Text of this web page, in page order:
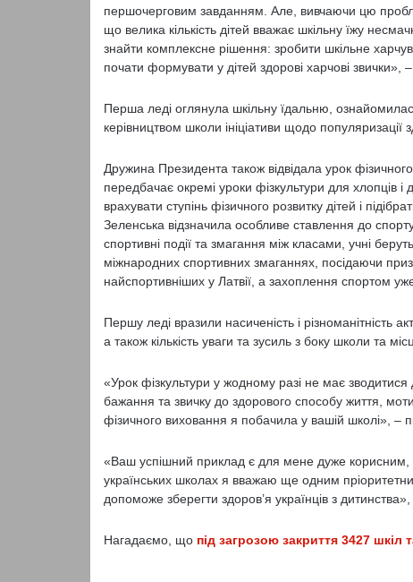
першочерговим завданням. Але, вивчаючи цю
що велика кількість дітей вважає шкільну їжу
знайти комплексне рішення: зробити шкільне
почати формувати у дітей здорові харчові звички»,
Перша леді оглянула шкільну їдальню,
керівництвом школи ініціативи щодо популяризації
Дружина Президента також відвідала урок
передбачає окремі уроки фізкультури для хлопців
врахувати ступінь фізичного розвитку дітей і
Зеленська відзначила особливе ставлення до
спортивні події та змагання між класами, учні
міжнародних спортивних змаганнях, посідаючи
найспортивніших у Латвії, а захоплення спортом
Першу леді вразили насиченість і різноманітність
а також кількість уваги та зусиль з боку школи та
«Урок фізкультури у жодному разі не має
бажання та звичку до здорового способу життя,
фізичного виховання я побачила у вашій школі», –
«Ваш успішний приклад є для мене дуже корисним,
українських школах я вважаю ще одним
допоможе зберегти здоров’я українців з
Нагадаємо, що під загрозою закриття 3427 шкіл